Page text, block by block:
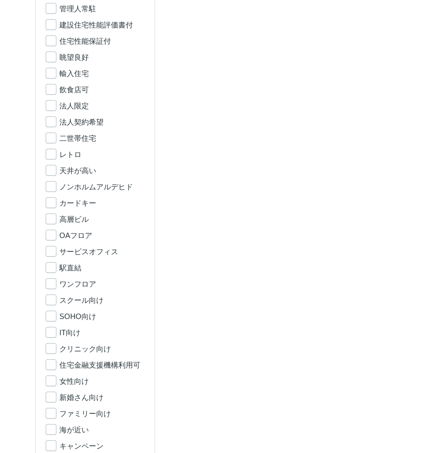
管理人常駐
建設住宅性能評価書付
住宅性能保証付
眺望良好
輸入住宅
飲食店可
法人限定
法人契約希望
二世帯住宅
レトロ
天井が高い
ノンホルムアルデヒド
カードキー
高層ビル
OAフロア
サービスオフィス
駅直結
ワンフロア
スクール向け
SOHO向け
IT向け
クリニック向け
住宅金融支援機構利用可
女性向け
新婚さん向け
ファミリー向け
海が近い
キャンペーン